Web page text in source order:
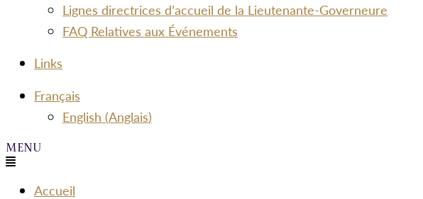
Lignes directrices d’accueil de la Lieutenante-Governeure
FAQ Relatives aux Événements
Links
Français
English (Anglais)
Accueil